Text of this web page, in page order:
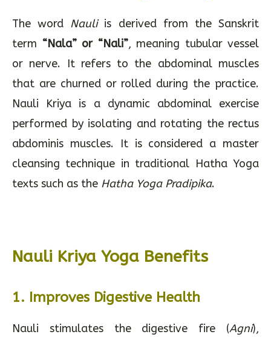
The word Nauliis derived from the Sanskrit
term “Nala” or “Nali”, meaning tubular vessel
or nerve. It refers to the abdominal muscles
that are churned or rolled during the practice.
Nauli Kriya is a dynamic abdominal exercise
performed by isolating and rotating the rectus
abdominis muscles. It is considered a master
cleansing technique in traditional Hatha Yoga
texts such as the Hatha Yoga Pradipika.
Nauli Kriya Yoga Benefits
1. Improves Digestive Health
Nauli stimulates the digestive fire (Agni),